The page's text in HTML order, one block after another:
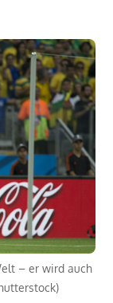
– er wird auch